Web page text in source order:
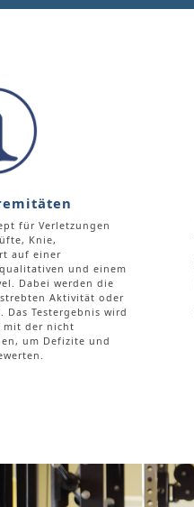
für Verletzungen
Knie,
auf einer
und einem
Dabei werden die
Aktivität oder
Testergebnis wird
der nicht
um Defizite und